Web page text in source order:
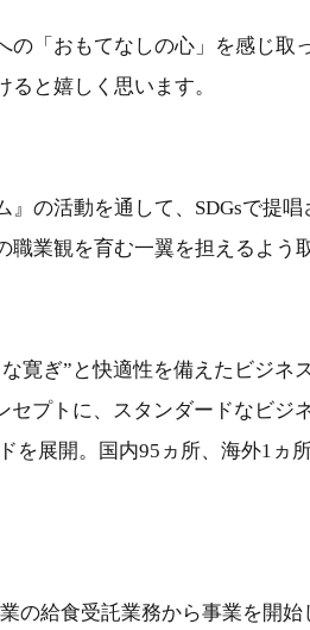
「おもてなしの心」を感じ取
と嬉しく思います。
』の活動を通して、SDGsで提
業観を育む一翼を担えるよう
寛ぎ”と快適性を備えたビジネ
プトに、スタンダードなビジ
展開。国内95ヵ所、海外1ヵ
の給食受託業務から事業を開始